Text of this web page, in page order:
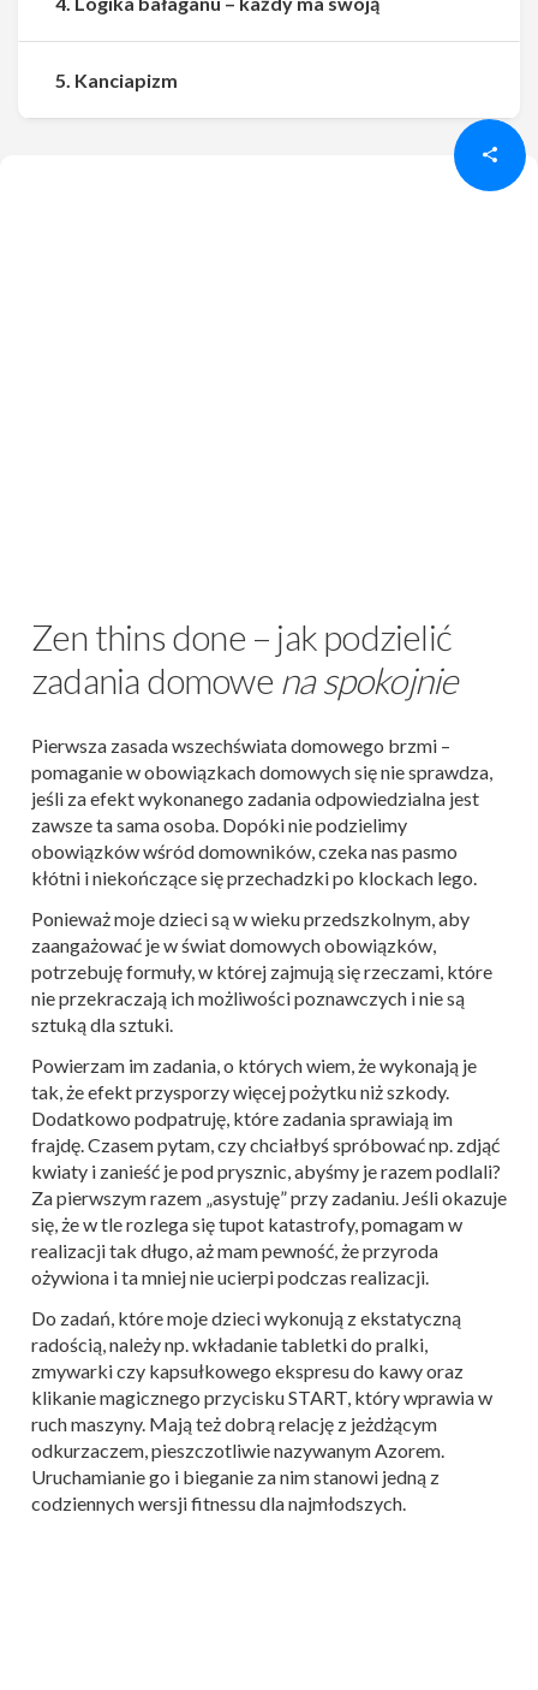
Udostępnij
Zen thins done – jak podzielić
zadania domowe na spokojnie
Pierwsza zasada wszechświata domowego brzmi –
pomaganie w obowiązkach domowych się nie sprawdza,
jeśli za efekt wykonanego zadania odpowiedzialna jest
zawsze ta sama osoba. Dopóki nie podzielimy
obowiązków wśród domowników, czeka nas pasmo
kłótni i niekończące się przechadzki po klockach lego.
Ponieważ moje dzieci są w wieku przedszkolnym, aby
zaangażować je w świat domowych obowiązków,
potrzebuję formuły, w której zajmują się rzeczami, które
nie przekraczają ich możliwości poznawczych i nie są
sztuką dla sztuki.
Powierzam im zadania, o których wiem, że wykonają je
tak, że efekt przysporzy więcej pożytku niż szkody.
Dodatkowo podpatruję, które zadania sprawiają im
frajdę. Czasem pytam, czy chciałbyś spróbować np. zdjąć
kwiaty i zanieść je pod prysznic, abyśmy je razem podlali?
Za pierwszym razem „asystuję” przy zadaniu. Jeśli okazuje
się, że w tle rozlega się tupot katastrofy, pomagam w
realizacji tak długo, aż mam pewność, że przyroda
ożywiona i ta mniej nie ucierpi podczas realizacji.
Do zadań, które moje dzieci wykonują z ekstatyczną
radością, należy np. wkładanie tabletki do pralki,
zmywarki czy kapsułkowego ekspresu do kawy oraz
klikanie magicznego przycisku START, który wprawia w
ruch maszyny. Mają też dobrą relację z jeżdżącym
odkurzaczem, pieszczotliwie nazywanym Azorem.
Uruchamianie go i bieganie za nim stanowi jedną z
codziennych wersji fitnessu dla najmłodszych.
5. Kanciapizm